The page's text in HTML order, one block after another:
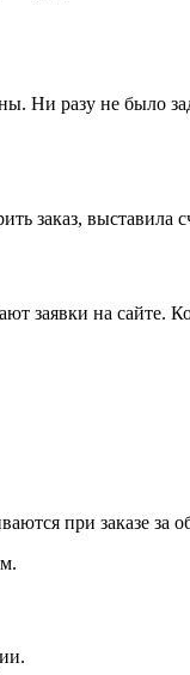
Ни разу не было
заказ,
заявки на
при заказе за